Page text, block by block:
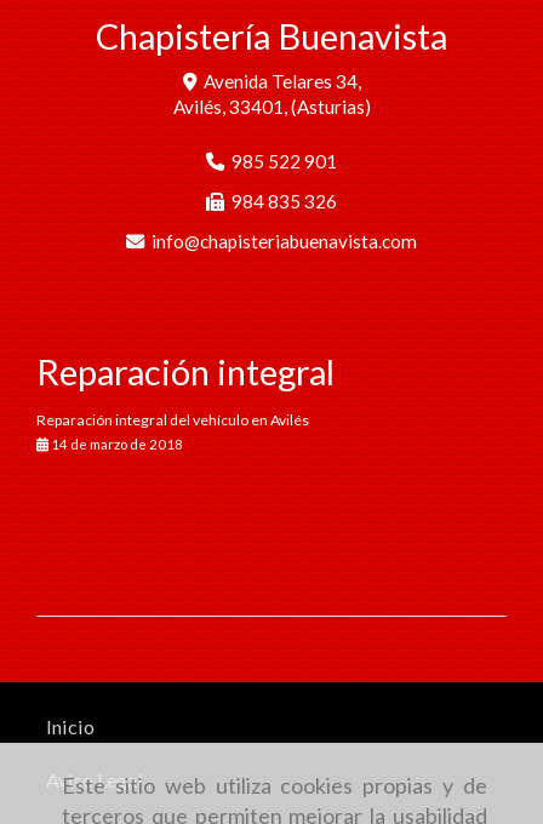
Este sitio web utiliza cookies propias y de
terceros que permiten mejorar la usabilidad
Chapistería Buenavista
Avenida Telares 34,
Avilés,33401,(Asturias)
985 522 901
984 835 326
info
chapisteriabuenavista.com
Reparación integral
Reparación integral del vehículo en Avilés
14 de marzo de 2018
Inicio
Aviso Legal